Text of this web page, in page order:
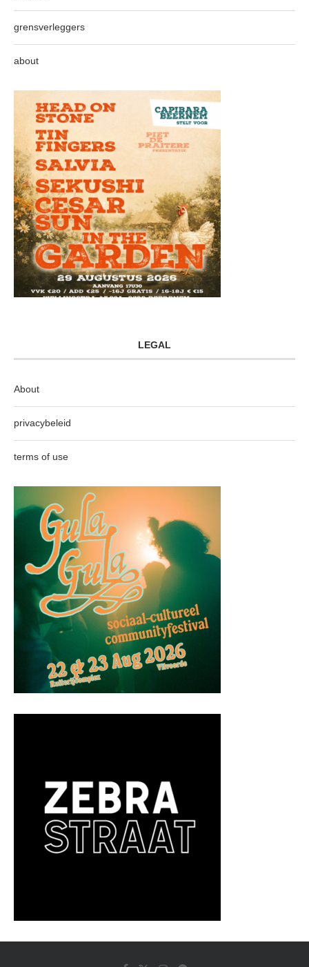
grensverleggers
about
LEGAL
About
privacybeleid
terms of use